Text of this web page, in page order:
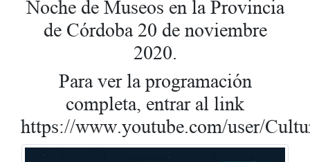
Noche de Museos en la Provincia
de Córdoba 20 de noviembre
2020.
Para ver la programación
completa, entrar al link
https://www.youtube.com/user/